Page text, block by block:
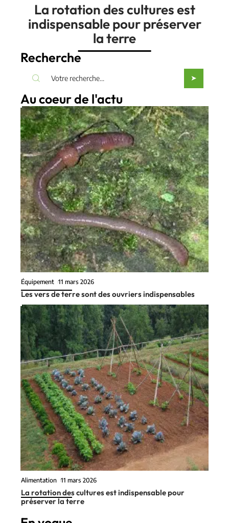
La rotation des cultures est
indispensable pour préserver
la terre
Recherche
Au coeur de l'actu
Équipement 11 mars 2026
Les vers de terre sont des ouvriers indispensables
Alimentation 11 mars 2026
La rotation des cultures est indispensable pour
préserver la terre